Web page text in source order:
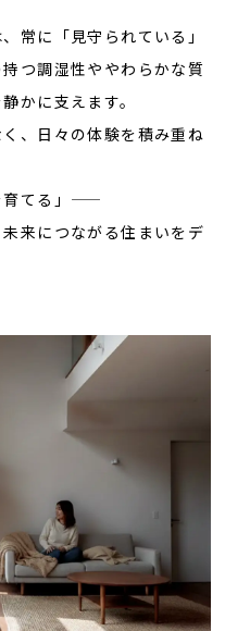
常に「見守られている」
つ調湿性ややわらかな質
かに支えます。
、日々の体験を積み重ね
育てる」——
来につながる住まいをデ